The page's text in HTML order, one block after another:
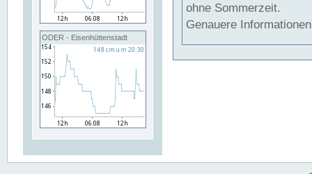
ODER - Eisenhüttenstadt
ohne Sommerzeit.
Genauere